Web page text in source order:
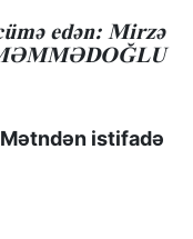
edən: Mirzə
istifadə